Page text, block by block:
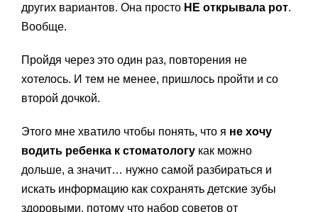
других вариантов. Она просто НЕ открывала рот.
Вообще.
Пройдя через это один раз, повторения не
хотелось. И тем не менее, пришлось пройти и со
второй дочкой.
Этого мне хватило чтобы понять, что я не хочу
водить ребенка к стоматологукак можно
дольше, а значит… нужно самой разбираться и
искать информацию как сохранять детские зубы
здоровыми, потому что набор советов от